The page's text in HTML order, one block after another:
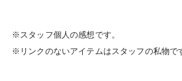
※スタッフ個人の感想です。
※リンクのないアイテムはスタッフの私物で